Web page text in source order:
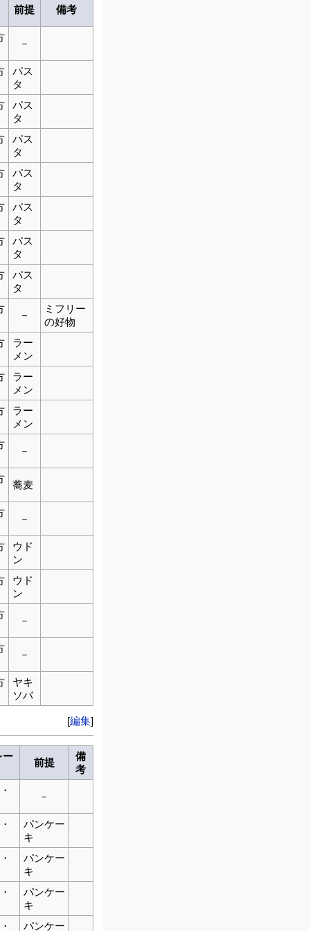
前提 備考
－
パス
タ
パス
タ
パス
タ
パス
タ
パス
タ
パス
タ
パス
タ
－
ミフリー
の好物
ラー
メン
ラー
メン
ラー
メン
－
蕎麦
－
ウド
ン
ウド
ン
－
－
ヤキ
ソバ
[編集]
ー
前提
備
考
－
パンケー
キ
パンケー
キ
パンケー
キ
パンケー